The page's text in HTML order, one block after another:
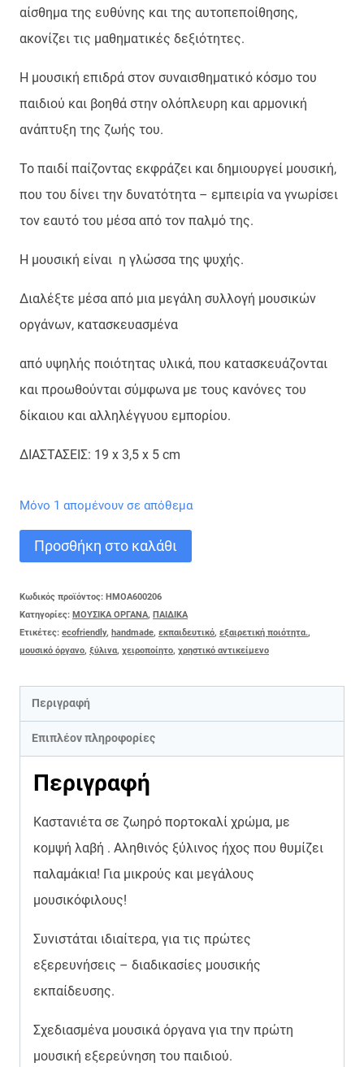
αίσθημα της ευθύνης και της αυτοπεποίθησης,
ακονίζει τις μαθηματικές δεξιότητες.
Η μουσική επιδρά στον συναισθηματικό κόσμο του
παιδιού και βοηθά στην ολόπλευρη και αρμονική
ανάπτυξη της ζωής του.
Το παιδί παίζοντας εκφράζει και δημιουργεί μουσική,
που του δίνει την δυνατότητα – εμπειρία να γνωρίσει
τον εαυτό του μέσα από τον παλμό της.
Η μουσική είναι η γλώσσα της ψυχής.
Διαλέξτε μέσα από μια μεγάλη συλλογή μουσικών
οργάνων, κατασκευασμένα
από υψηλής ποιότητας υλικά, που κατασκευάζονται
και προωθούνται σύμφωνα με τους κανόνες του
δίκαιου και αλληλέγγυου εμπορίου.
ΔΙΑΣΤΑΣΕΙΣ: 19 x 3,5 x 5 cm
Μόνο 1 απομένουν σε απόθεμα
ΚΑΣΤΑΝΙΕΤΑ
ΠΑΛΑΜΑΚΙΑ
ποσότητα
Προσθήκη στο καλάθι
Κωδικός προϊόντος: HMOA600206
Κατηγορίες: ΜΟΥΣΙΚΑ ΟΡΓΑΝΑ, ΠΑΙΔΙΚΑ
Ετικέτες: ecofriendly, handmade, εκπαιδευτικό, εξαιρετική ποιότητα.,
μουσικό όργανο, ξύλινα, χειροποίητο, χρηστικό αντικείμενο
Περιγραφή
Επιπλέον πληροφορίες
Περιγραφή
Καστανιέτα σε ζωηρό πορτοκαλί χρώμα, με
κομψή λαβή . Αληθινός ξύλινος ήχος που θυμίζει
παλαμάκια! Για μικρούς και μεγάλους
μουσικόφιλους!
Συνιστάται ιδιαίτερα, για τις πρώτες
εξερευνήσεις – διαδικασίες μουσικής
εκπαίδευσης.
Σχεδιασμένα μουσικά όργανα για την πρώτη
μουσική εξερεύνηση του παιδιού.